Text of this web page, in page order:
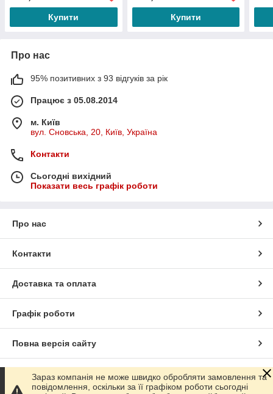
Купити Купити
Про нас
95% позитивних з 93 відгуків за рік
Працює з 05.08.2014
м. Київ
вул. Сновська, 20, Київ, Україна
Контакти
Сьогодні вихідний
Показати весь графік роботи
Про нас
Контакти
Доставка та оплата
Графік роботи
Повна версія сайту
Сайт створено на маркетплейсіProm.ua
Зараз компанія не може швидко обробляти замовлення та
повідомлення, оскільки за її графіком роботи сьогодні